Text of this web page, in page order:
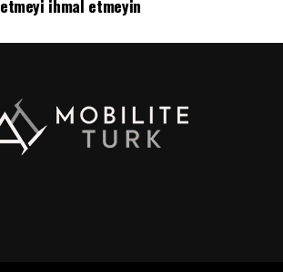
etmeyi ihmal etmeyin